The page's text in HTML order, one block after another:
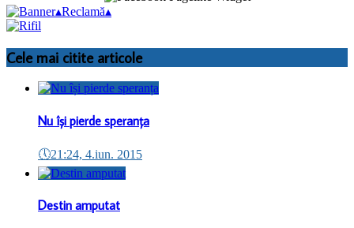
▴Reclamă▴
Cele mai citite articole
Nu își pierde speranța
🕔21:24, 4.iun. 2015
Destin amputat